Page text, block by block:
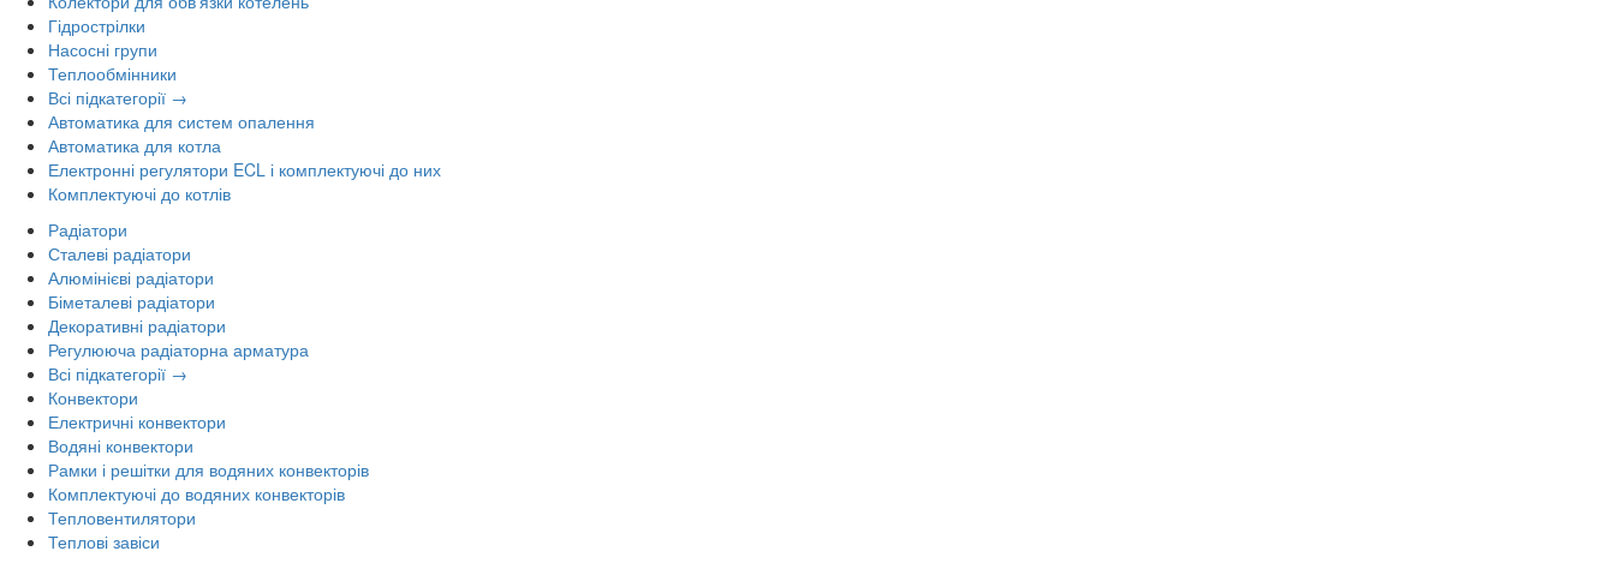
Гідрострілки
Насосні групи
Теплообмінники
Всі підкатегорії →
Автоматика для систем опалення
Автоматика для котла
Електронні регулятори ECL і комплектуючі до них
Комплектуючі до котлів
Радіатори
Сталеві радіатори
Алюмінієві радіатори
Біметалеві радіатори
Декоративні радіатори
Регулююча радіаторна арматура
Всі підкатегорії →
Конвектори
Електричні конвектори
Водяні конвектори
Рамки і решітки для водяних конвекторів
Комплектуючі до водяних конвекторів
Тепловентилятори
Теплові завіси